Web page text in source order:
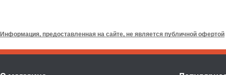
Доставка:
Информация, предоставленная на сайте, не является публичной офертой